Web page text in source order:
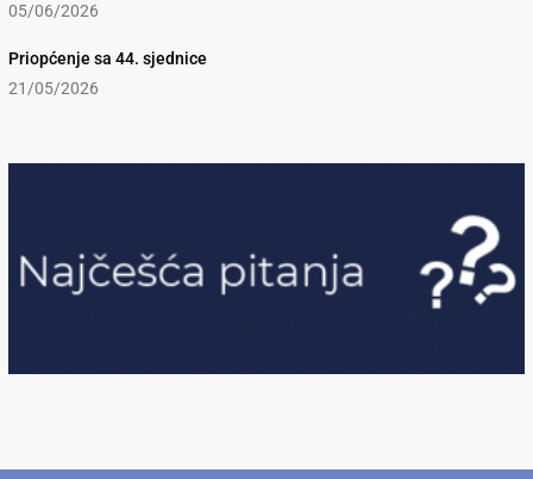
05/06/2026
Priopćenje sa 44. sjednice
21/05/2026